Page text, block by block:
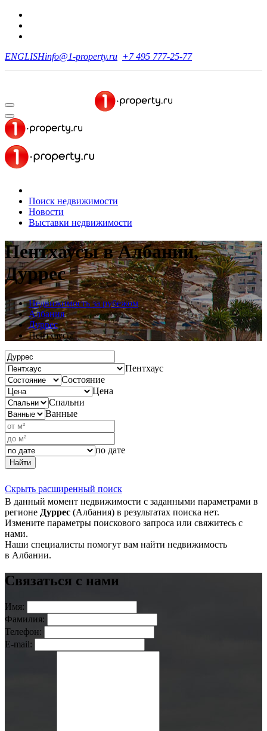
ENGLISHinfo@1-property.ru +7 495 777-25-77
Поиск недвижимости
Новости
Выставки недвижимости
Пентхаусы в Албании,
Дуррес
Недвижимость за рубежом
Албания
Дуррес
Пентхаусы
Пентхаус
Состояние
Цена
Спальни
Ванные
по дате
Найти
Скрыть расширенный поиск
В данный момент недвижимости с заданными параметрами в
регионе Дуррес (Албания) в результатах поиска нет.
Измените параметры поискового запроса или свяжитесь с
нами.
Наши специалисты помогут вам найти недвижимость
в Албании.
Связаться с нами
Имя:
Фамилия:
Телефон:
E-mail: